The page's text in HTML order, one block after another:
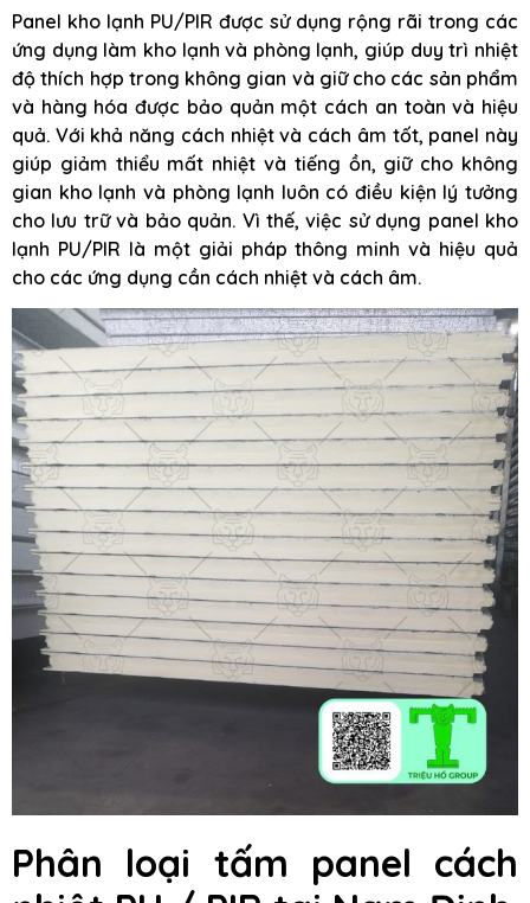
Panel kho lạnh PU/PIR được sử dụng rộng rãi trong các
ứng dụng làm kho lạnh và phòng lạnh, giúp duy trì nhiệt
độ thích hợp trong không gian và giữ cho các sản phẩm
và hàng hóa được bảo quản một cách an toàn và hiệu
quả. Với khả năng cách nhiệt và cách âm tốt, panel này
giúp giảm thiểu mất nhiệt và tiếng ồn, giữ cho không
gian kho lạnh và phòng lạnh luôn có điều kiện lý tưởng
cho lưu trữ và bảo quản. Vì thế, việc sử dụng panel kho
lạnh PU/PIR là một giải pháp thông minh và hiệu quả
cho các ứng dụng cần cách nhiệt và cách âm.
Phân loại tấm panel cách